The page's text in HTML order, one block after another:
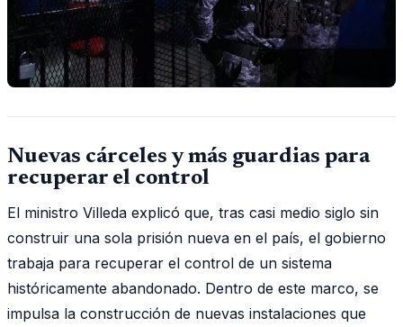
Nuevas cárceles y más guardias para
recuperar el control
El ministro Villeda explicó que, tras casi medio siglo sin
construir una sola prisión nueva en el país, el gobierno
trabaja para recuperar el control de un sistema
históricamente abandonado. Dentro de este marco, se
impulsa la construcción de nuevas instalaciones que